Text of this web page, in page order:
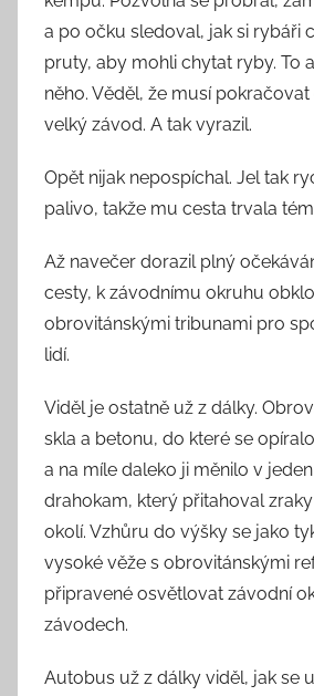
a po očku sledoval, jak si rybáři
pruty, aby mohli chytat ryby. To
něho. Věděl, že musí
velký závod. A tak vyrazil.
Opět nijak nepospíchal. Jel tak
palivo, takže mu cesta trvala
Až navečer dorazil plný
cesty, k závodnímu okruhu
obrovitánskými tribunami pro
lidí.
Viděl je ostatně už z dálky.
skla a betonu, do které se
a na míle daleko ji měnilo v
drahokam, který přitahoval
okolí. Vzhůru do výšky se jako
vysoké věže s obrovitánskými
připravené osvětlovat závodní
závodech.
Autobus už z dálky viděl, jak se